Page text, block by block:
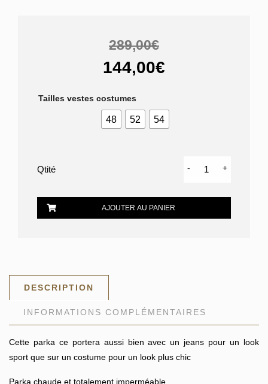
289,00€
144,00€
Tailles vestes costumes
48 52 54
-quantité
ET
+
AJOUTER AU PANIER
DESCRIPTION
INFORMATIONS COMPLÉMENTAIRES
Cette parka ce portera aussi bien avec un jeans pour un look
sport que sur un costume pour un look plus chic
Parka chaude et totalement imperméable